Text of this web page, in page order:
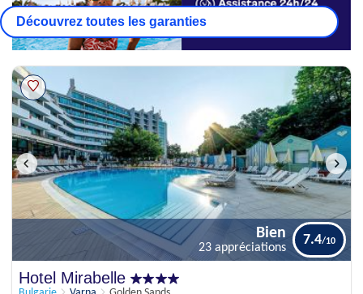
Découvrez toutes les garanties
Hotel Mirabelle
Bien
23 appréciations
7.4